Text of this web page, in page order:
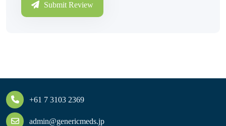
Submit Review
+61 7 3103 2369
admin@genericmeds.jp